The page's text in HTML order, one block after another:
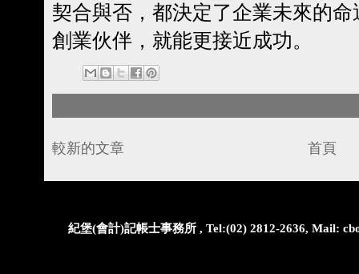
契合與否，都決定了企業未來的
創業伙伴，就能更接近成功。
較新的文章 首頁
紀堡(會計)記帳士事務所 , Tel:(02) 2812-2636, Mail: